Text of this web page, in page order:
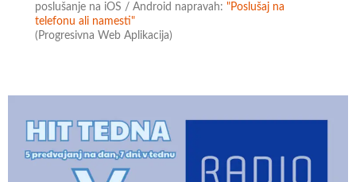
poslušanje na iOS / Android napravah:"Poslušaj na
telefonu ali namesti"
(Progresivna Web Aplikacija)